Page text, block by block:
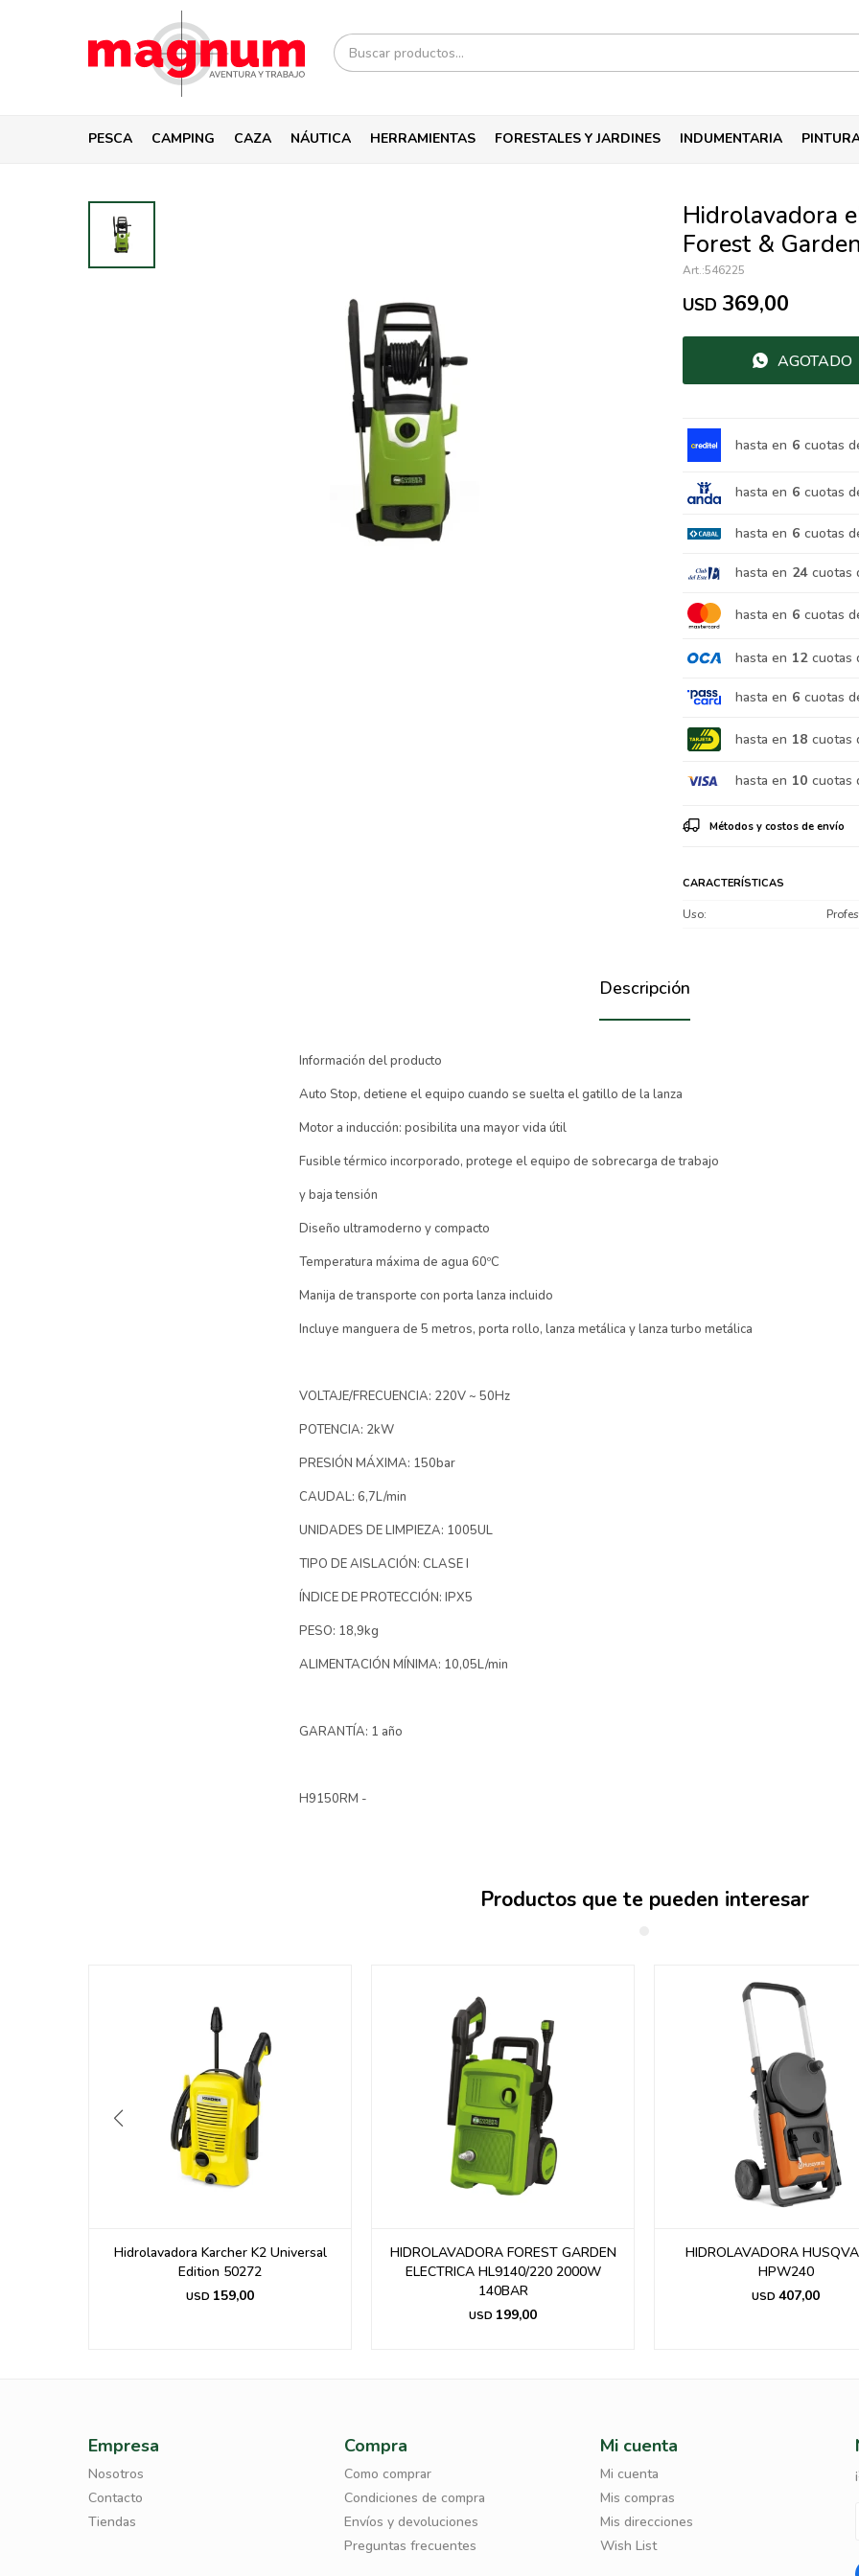
PESCA CAMPING CAZA NÁUTICA HERRAMIENTAS FORESTALES Y JARDINES INDUMENTARIA
Hidrolavadora
Forest & Garden
546225
USD 369,00
AGOTADO
hasta en 6 cuotas
hasta en 6 cuotas
hasta en 6 cuotas
hasta en 24 cuotas
hasta en 6 cuotas
hasta en 12 cuotas
hasta en 6 cuotas
hasta en 18 cuotas
hasta en 10 cuotas
Métodos y costos de envío
CARACTERÍSTICAS
Uso
Descripción
Información del producto
Auto Stop, detiene el equipo cuando se suelta el gatillo de la lanza
Motor a inducción: posibilita una mayor vida útil
Fusible térmico incorporado, protege el equipo de sobrecarga de trabajo
y baja tensión
Diseño ultramoderno y compacto
Temperatura máxima de agua 60ºC
Manija de transporte con porta lanza incluido
Incluye manguera de 5 metros, porta rollo, lanza metálica y lanza turbo metálica
VOLTAJE/FRECUENCIA: 220V ~ 50Hz
POTENCIA: 2kW
PRESIÓN MÁXIMA: 150bar
CAUDAL: 6,7L/min
UNIDADES DE LIMPIEZA: 1005UL
TIPO DE AISLACIÓN: CLASE I
ÍNDICE DE PROTECCIÓN: IPX5
PESO: 18,9kg
ALIMENTACIÓN MÍNIMA: 10,05L/min
GARANTÍA: 1 año
H9150RM -
Productos que te pueden interesar
Hidrolavadora Karcher K2 Universal
Edition 50272
USD 159,00
HIDROLAVADORA FOREST GARDEN
ELECTRICA HL9140/220 2000W
140BAR
USD 199,00
HIDROLAVADORA
HPW240
USD 407,00
Empresa
Nosotros
Contacto
Tiendas
Compra
Como comprar
Condiciones de compra
Envíos y devoluciones
Preguntas frecuentes
Mi cuenta
Mi cuenta
Mis compras
Mis direcciones
Wish List